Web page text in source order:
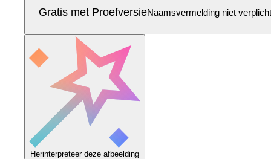
Gratis met ProefversieNaamsvermelding niet verplicht
Herinterpreteer deze afbeelding